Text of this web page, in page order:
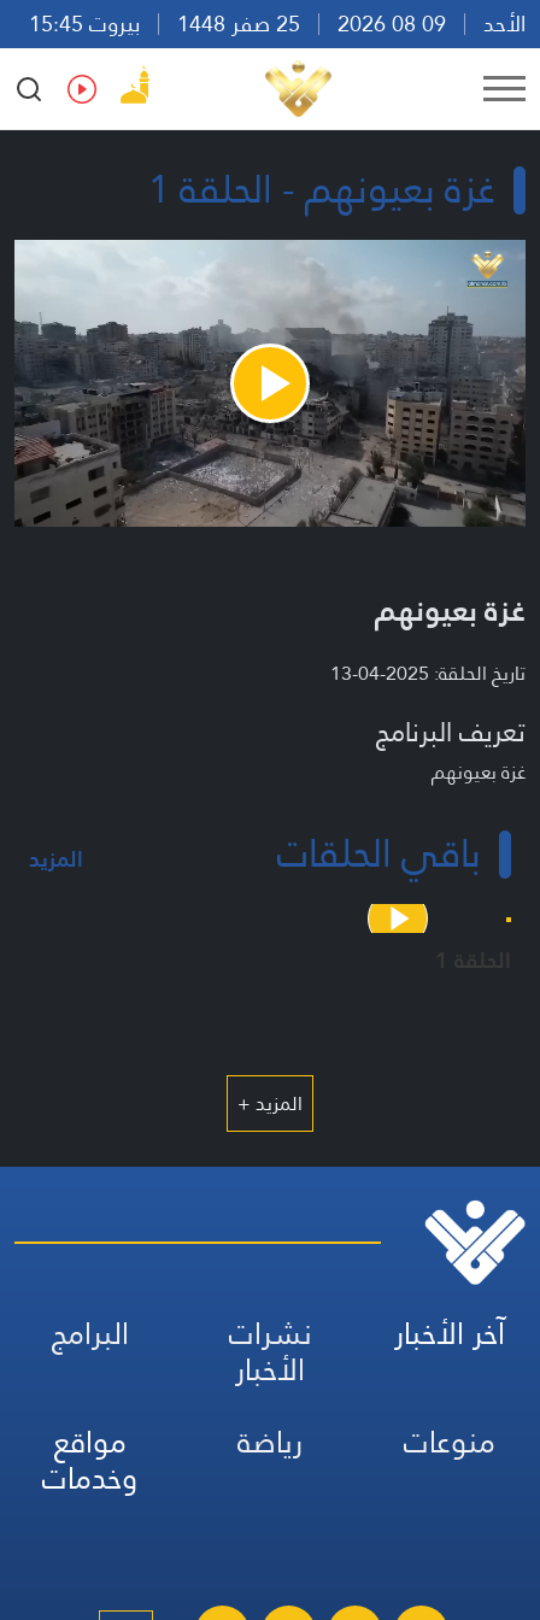
الأحد
بيروت 15:45
Ar
En Fr Es
غزة بعيونهم - الحلقة 1
Play
Video
غزة بعيونهم
تاريخ الحلقة: 2025-04-13
تعريف البرنامج
غزة بعيونهم
باقي الحلقات المزيد
الحلقة 1
المزيد +
آخر الأخبار نشرات
الأخبار
البرامج
منوعات
رياضة مواقع
وخدمات